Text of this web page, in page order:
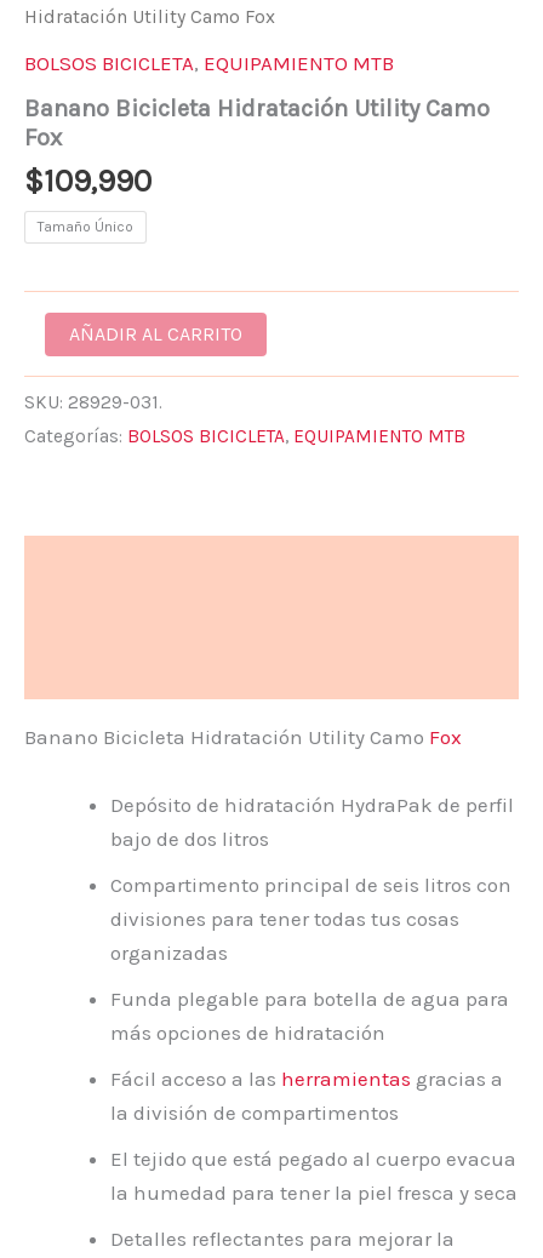
Hidratación Utility Camo Fox
BOLSOS BICICLETA, EQUIPAMIENTO MTB
Banano Bicicleta Hidratación Utility Camo
Fox
$109,990
Tamaño Único
AÑADIR AL CARRITO
SKU: 28929-031.
Categorías: BOLSOS BICICLETA, EQUIPAMIENTO MTB
Banano Bicicleta Hidratación Utility Camo Fox
Depósito de hidratación HydraPak de perfil
bajo de dos litros
Compartimento principal de seis litros con
divisiones para tener todas tus cosas
organizadas
Funda plegable para botella de agua para
más opciones de hidratación
Fácil acceso a las herramientas gracias a
la división de compartimentos
El tejido que está pegado al cuerpo evacua
la humedad para tener la piel fresca y seca
Detalles reflectantes para mejorar la